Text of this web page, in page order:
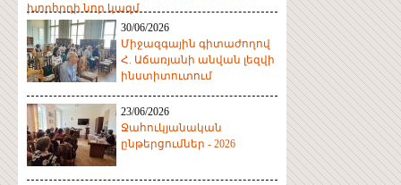
խորհրդի նոր կազմ
30/06/2026
Միջազգային գիտաժողով
Հ. Աճառյանի անվան լեզվի
ինստիտուտում
23/06/2026
Ջահուկյանական
ընթերցումներ - 2026